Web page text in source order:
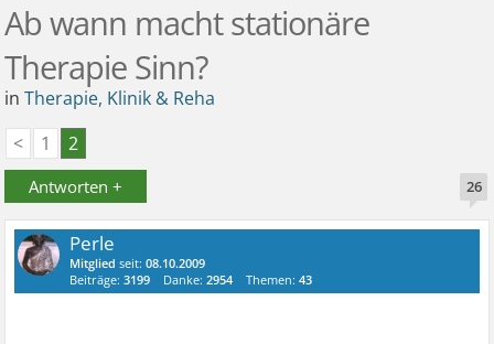
Ab wann macht stationäre
Therapie Sinn?
inTherapie, Klinik & Reha
<
1 2
Antworten + 26
Perle
Mitglied seit:08.10.2009
Beiträge:3199 Danke:2954 Themen:43